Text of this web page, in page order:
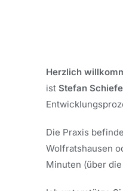
Herzlich
ist Stefan
Die Praxis
Wolfratshausen
Minuten (über